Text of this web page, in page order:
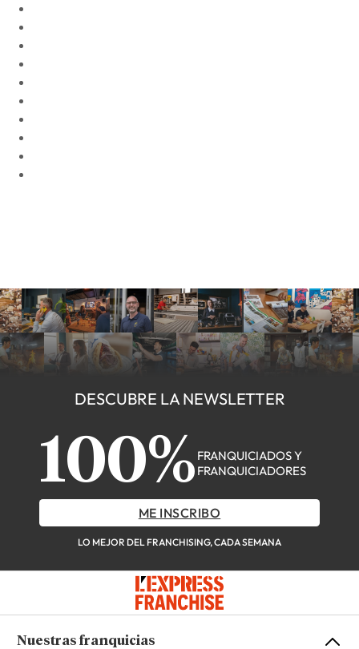
DESCUBRE LA NEWSLETTER
100% FRANQUICIADOS Y
FRANQUICIADORES
ME INSCRIBO
LO MEJOR DEL FRANCHISING, CADA SEMANA
Nuestras franquicias